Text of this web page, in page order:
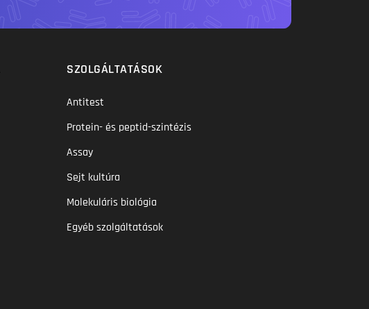
SZOLGÁLTATÁSOK
Antitest
Protein- és peptid-szintézis
Assay
Sejt kultúra
Molekuláris biológia
Egyéb szolgáltatások